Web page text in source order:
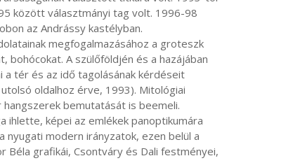
között választmányi tag volt. 1996-98
az Andrássy kastélyban.
bohócokat. A szülőföldjén és a hazájában
a tér és az idő tagolásának kérdéseit
oldalhoz érve, 1993). Mitológiai
bemutatását is beemeli.
ihlette, képei az emlékek panoptikumára
modern irányzatok, ezen belül a
grafikái, Csontváry és Dali festményei,